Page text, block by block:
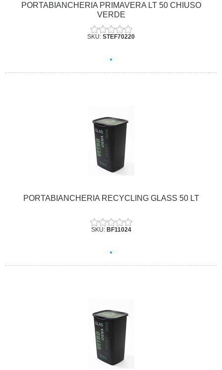
PORTABIANCHERIA PRIMAVERA LT 50 CHIUSO
VERDE
SKU: STEF70220
PORTABIANCHERIA RECYCLING GLASS 50 LT
SKU: BF11024